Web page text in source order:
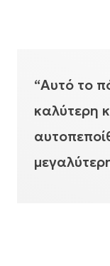
“Αυτό το
καλύτερη